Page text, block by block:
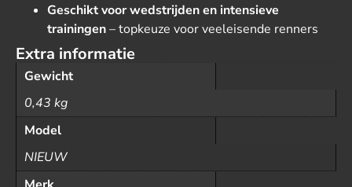
Geschikt voor wedstrijden en intensieve
trainingen– topkeuze voor veeleisende renners
Extra informatie
Gewicht
0,43 kg
Model
NIEUW